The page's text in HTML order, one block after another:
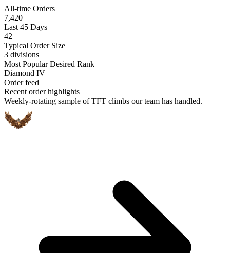
All-time Orders
7,420
Last 45 Days
42
Typical Order Size
3 divisions
Most Popular Desired Rank
Diamond IV
Order feed
Recent order highlights
Weekly-rotating sample of TFT climbs our team has handled.